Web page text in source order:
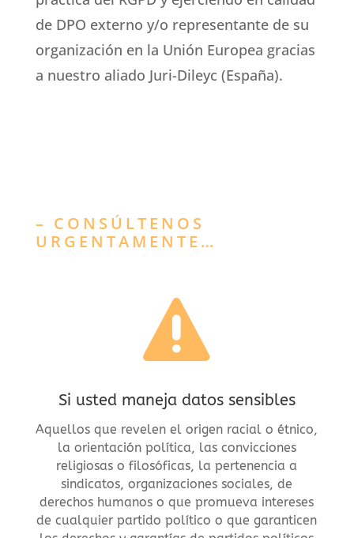
de DPO externo y/o representante de su
organización en la Unión Europea gracias
a nuestro aliado Juri-Dileyc (España).
– CONSÚLTENOS
URGENTAMENTE…

Si usted maneja datos sensibles
Aquellos que revelen el origen racial o étnico,
la orientación política, las convicciones
religiosas o filosóficas, la pertenencia a
sindicatos, organizaciones sociales, de
derechos humanos o que promueva intereses
de cualquier partido político o que garanticen